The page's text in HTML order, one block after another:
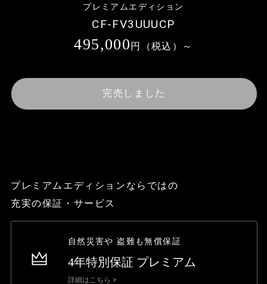
プレミアムエディション
CF-FV3UUUCP
495,000 円（税込）～
完売しました
プレミアムエディションならではの
充実の保証・サービス
自然災害や 盗難も無償保証
4年特別保証 プレミアム
詳細はこちら >